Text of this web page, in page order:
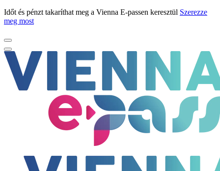
Időt és pénzt takaríthat meg a Vienna E-passen keresztül Szerezze
meg most